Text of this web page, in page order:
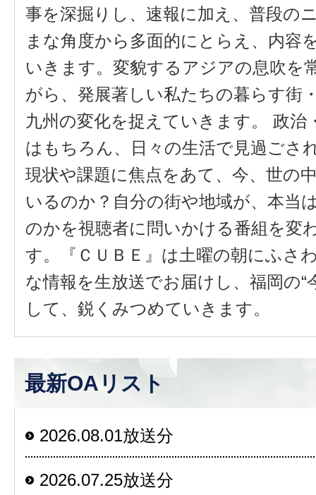
事を深掘りし、速報に加え、普段の
まな角度から多面的にとらえ、内容
いきます。変貌するアジアの息吹を
がら、発展著しい私たちの暮らす街
九州の変化を捉えていきます。 政治
はもちろん、日々の生活で見過ごさ
現状や課題に焦点をあて、今、世の
いるのか？自分の街や地域が、本当
のかを視聴者に問いかける番組を変
す。『ＣＵＢＥ』は土曜の朝にふさ
な情報を生放送でお届けし、福岡の“
して、鋭くみつめていきます。
最新OAリスト
2026.08.01放送分
2026.07.25放送分